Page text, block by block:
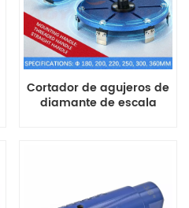
Cortador de agujeros de
diamante de escala